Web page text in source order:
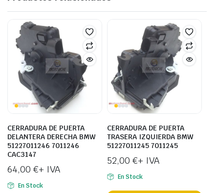
CERRADURA DE PUERTA
DELANTERA DERECHA BMW
51227011246 7011246
CAC3147
64,00 €+ IVA
En Stock
CERRADURA DE PUERTA
TRASERA IZQUIERDA BMW
51227011245 7011245
52,00 €+ IVA
En Stock